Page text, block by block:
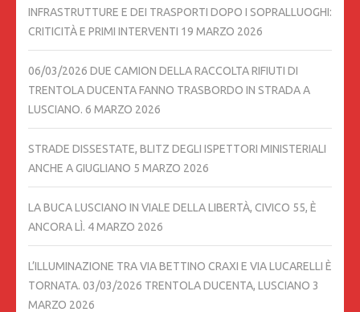
INFRASTRUTTURE E DEI TRASPORTI DOPO I SOPRALLUOGHI:
CRITICITÀ E PRIMI INTERVENTI 19 MARZO 2026
06/03/2026 DUE CAMION DELLA RACCOLTA RIFIUTI DI
TRENTOLA DUCENTA FANNO TRASBORDO IN STRADA A
LUSCIANO. 6 MARZO 2026
STRADE DISSESTATE, BLITZ DEGLI ISPETTORI MINISTERIALI
ANCHE A GIUGLIANO 5 MARZO 2026
LA BUCA LUSCIANO IN VIALE DELLA LIBERTÀ, CIVICO 55, È
ANCORA LÌ. 4 MARZO 2026
L’ILLUMINAZIONE TRA VIA BETTINO CRAXI E VIA LUCARELLI È
TORNATA. 03/03/2026 TRENTOLA DUCENTA, LUSCIANO 3
MARZO 2026